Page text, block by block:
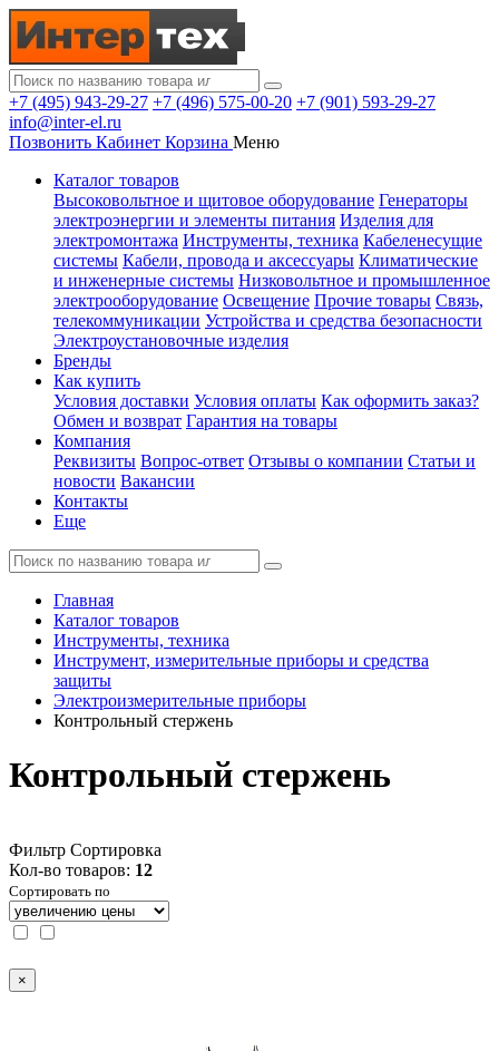
+7 (495) 943-29-27 +7 (496) 575-00-20 +7 (901) 593-29-27
info@inter-el.ru
Позвонить Кабинет Корзина Меню
Каталог товаров
Высоковольтное и щитовое оборудование Генераторы
электроэнергии и элементы питания Изделия для
электромонтажа Инструменты, техника Кабеленесущие
системы Кабели, провода и аксессуары Климатические
и инженерные системы Низковольтное и промышленное
электрооборудование Освещение Прочие товары Связь,
телекоммуникации Устройства и средства безопасности
Электроустановочные изделия
Бренды
Как купить
Условия доставки Условия оплаты Как оформить заказ?
Обмен и возврат Гарантия на товары
Компания
Реквизиты Вопрос-ответ Отзывы о компании Статьи и
новости Вакансии
Контакты
Еще
Главная
Каталог товаров
Инструменты, техника
Инструмент, измерительные приборы и средства
защиты
Электроизмерительные приборы
Контрольный стержень
Контрольный стержень
Фильтр Сортировка
Кол-во товаров: 12
Сортировать по
×